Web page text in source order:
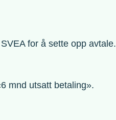
for å sette opp avtale.
mnd utsatt betaling».